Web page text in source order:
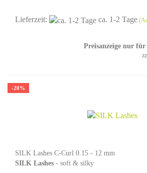
Lieferzeit: ca. 1-2 Tage
Preisanzeige nur
-20%
SILK Lashes C-Curl 0.15 - 12 mm
SILK Lashes - soft & silky